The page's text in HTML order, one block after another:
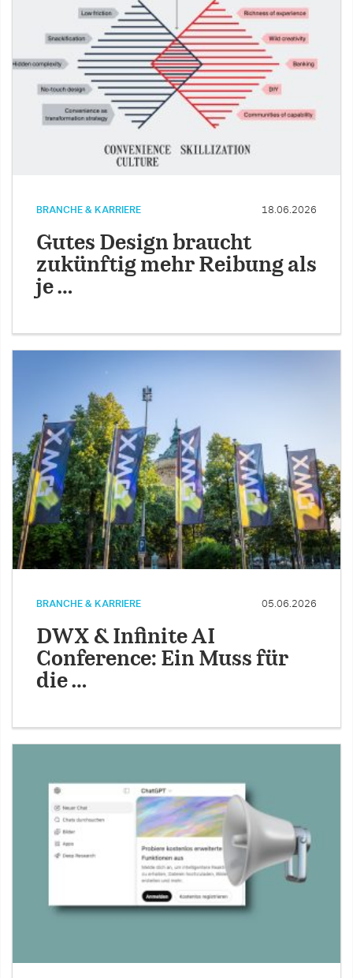
BRANCHE & KARRIERE 18.06.2026
Gutes Design braucht
zukünftig mehr Reibung als
je …
BRANCHE & KARRIERE 05.06.2026
DWX & Infinite AI
Conference: Ein Muss für
die …